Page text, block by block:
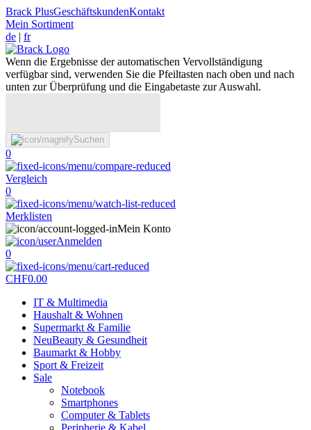
Brack PlusGeschäftskundenKontakt
Mein Sortiment
de | fr
Wenn die Ergebnisse der automatischen Vervollständigung
verfügbar sind, verwenden Sie die Pfeiltasten nach oben und nach
unten zur Überprüfung und die Eingabetaste zur Auswahl.
Suchen
0
Vergleich
0
Merklisten
Mein Konto
Anmelden
0
CHF0.00
IT & Multimedia
Haushalt & Wohnen
Supermarkt & Familie
NeuBeauty & Gesundheit
Baumarkt & Hobby
Sport & Freizeit
Sale
Notebook
Smartphones
Computer & Tablets
Peripherie & Kabel